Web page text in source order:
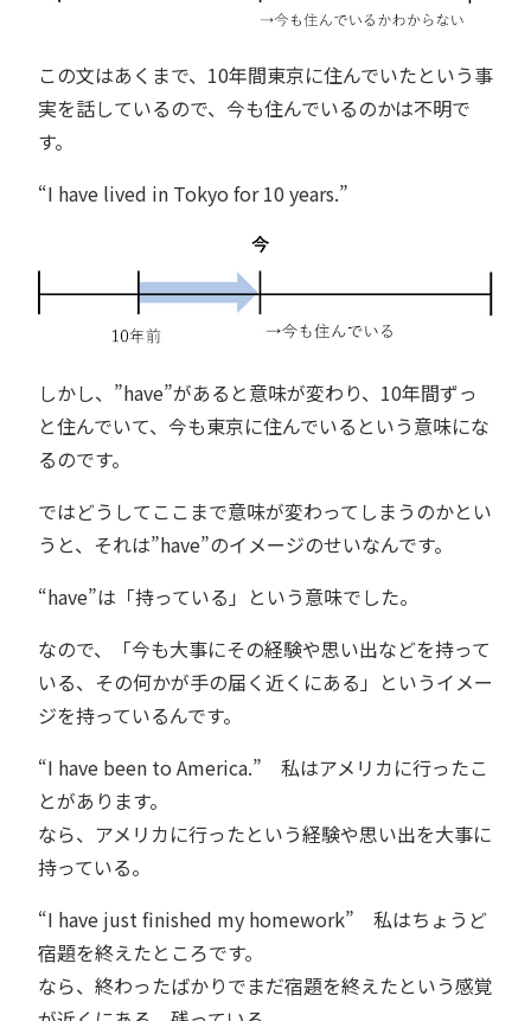
この文はあくまで、10年間東京に住んでいたという事
実を話しているので、今も住んでいるのかは不明で
す。
“I have lived in Tokyo for 10 years.”
しかし、”have”があると意味が変わり、10年間ずっ
と住んでいて、今も東京に住んでいるという意味にな
るのです。
ではどうしてここまで意味が変わってしまうのかとい
うと、それは”have”のイメージのせいなんです。
“have”は「持っている」という意味でした。
なので、「今も大事にその経験や思い出などを持って
いる、その何かが手の届く近くにある」というイメー
ジを持っているんです。
“I have been to America.” 私はアメリカに行ったこ
とがあります。
なら、アメリカに行ったという経験や思い出を大事に
持っている。
“I have just finished my homework” 私はちょうど
宿題を終えたところです。
なら、終わったばかりでまだ宿題を終えたという感覚